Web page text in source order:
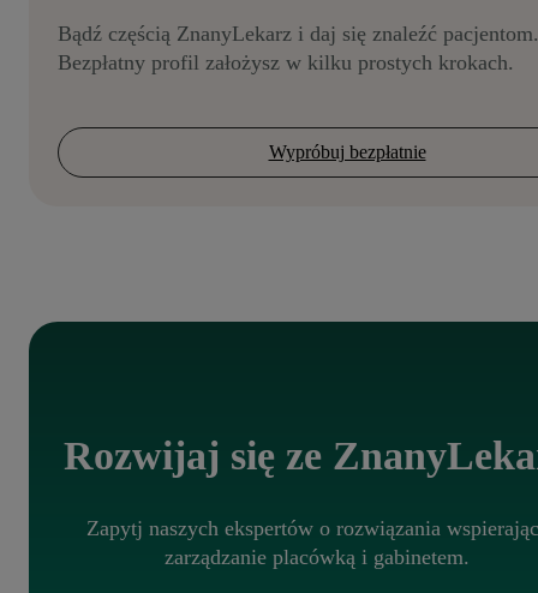
Bądź częścią ZnanyLekarz i daj się znaleźć pacjentom.
Bezpłatny profil założysz w kilku prostych krokach.
Wypróbuj bezpłatnie
Rozwijaj się ze
Zapytj naszych ekspertów o rozwiązania
zarządzanie placówką i gabinetem.